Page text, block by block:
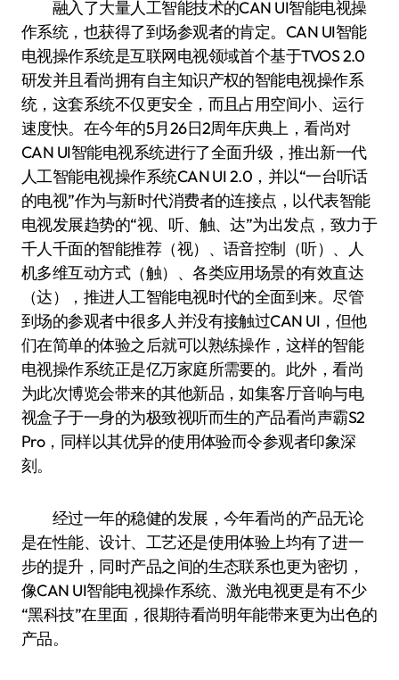
融入了大量人工智能技术的CAN UI智能电视操
作系统，也获得了到场参观者的肯定。CAN UI智能
电视操作系统是互联网电视领域首个基于TVOS 2.0
研发并且看尚拥有自主知识产权的智能电视操作系
统，这套系统不仅更安全，而且占用空间小、运行
速度快。在今年的5月26日2周年庆典上，看尚对
CAN UI智能电视系统进行了全面升级，推出新一代
人工智能电视操作系统CAN UI 2.0，并以“一台听话
的电视”作为与新时代消费者的连接点，以代表智能
电视发展趋势的“视、听、触、达”为出发点，致力于
千人千面的智能推荐（视）、语音控制（听）、人
机多维互动方式（触）、各类应用场景的有效直达
（达），推进人工智能电视时代的全面到来。尽管
到场的参观者中很多人并没有接触过CAN UI，但他
们在简单的体验之后就可以熟练操作，这样的智能
电视操作系统正是亿万家庭所需要的。此外，看尚
为此次博览会带来的其他新品，如集客厅音响与电
视盒子于一身的为极致视听而生的产品看尚声霸S2
Pro，同样以其优异的使用体验而令参观者印象深
刻。
经过一年的稳健的发展，今年看尚的产品无论
是在性能、设计、工艺还是使用体验上均有了进一
步的提升，同时产品之间的生态联系也更为密切，
像CAN UI智能电视操作系统、激光电视更是有不少
“黑科技”在里面，很期待看尚明年能带来更为出色的
产品。